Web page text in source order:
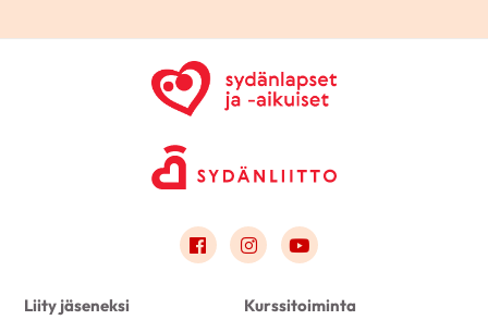
Link to facebook
Link to instagram
Link to youtube
Liity jäseneksi Kurssitoiminta